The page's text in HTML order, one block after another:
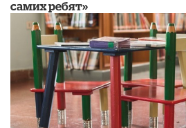
самих ребят»